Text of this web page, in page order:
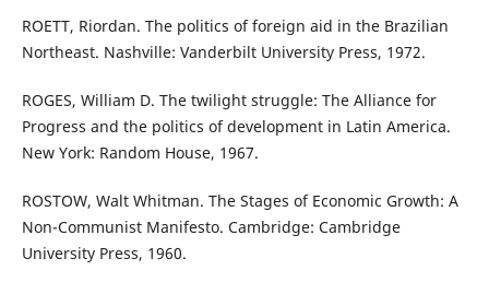
ROETT, Riordan. The politics of foreign aid in the Brazilian
Northeast. Nashville: Vanderbilt University Press, 1972.
ROGES, William D. The twilight struggle: The Alliance for
Progress and the politics of development in Latin America.
New York: Random House, 1967.
ROSTOW, Walt Whitman. The Stages of Economic Growth: A
Non-Communist Manifesto. Cambridge: Cambridge
University Press, 1960.